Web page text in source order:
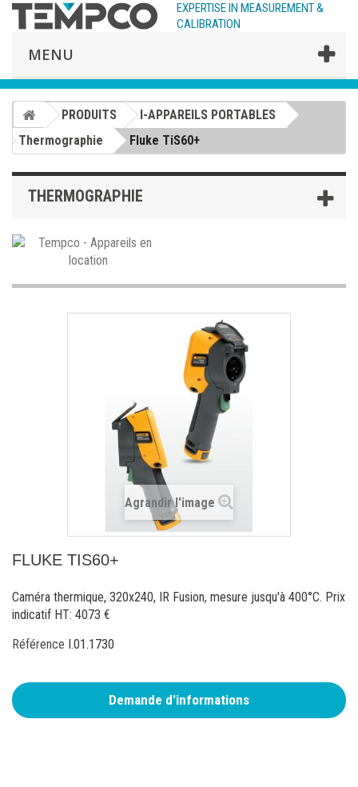
EXPERTISE IN MEASUREMENT &
CALIBRATION
MENU
PRODUITS
I-APPAREILS PORTABLES
Thermographie
Fluke TiS60+
THERMOGRAPHIE
Agrandir l'image
FLUKE TIS60+
Caméra thermique, 320x240, IR Fusion, mesure jusqu'à 400°C. Prix
indicatif HT: 4073 €
Référence I.01.1730
Demande d'informations